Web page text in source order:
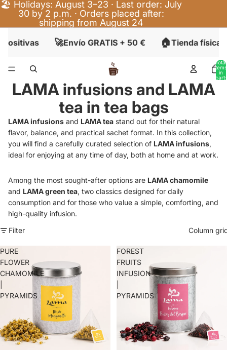
🏖️ Holidays: August 3–23 · Last order: July
30 by 2 p.m. · Orders placed after:
shipping from August 24
Envío GRATIS + 50 € 🏠Tienda física en
Total
items
in
cart:
LAMA infusions and LAMA
tea in tea bags
LAMA infusions and LAMA tea stand out for their natural
flavor, balance, and practical sachet format. In this collection,
you will find a carefully curated selection of LAMA infusions,
ideal for enjoying at any time of day, both at home and at work.
Among the most sought-after options are LAMA chamomile
and LAMA green tea, two classics designed for daily
consumption and for those who value a simple, comforting, and
high-quality infusion.
Filter
Column
PURE
FLOWER
CHAMOMILE
PYRAMIDS
FOREST
FRUITS
INFUSION
PYRAMIDS